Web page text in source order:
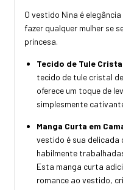
O vestido Nina é
fazer qualquer mulher se
princesa.
Tecido de Tule
tecido de tule cristal
oferece um toque de
simplesmente
Manga Curta em
vestido é sua delicada
habilmente
Esta manga curta
romance ao vestido,